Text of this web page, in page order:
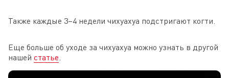
Также каждые 3–4 недели чихуахуа подстригают когти.
Еще больше об уходе за чихуахуа можно узнать в другой
нашей статье